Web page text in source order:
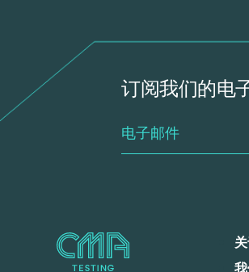
订阅我们的电